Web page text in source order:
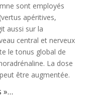
sont employés
apéritives,
aussi sur la
central et nerveux
le tonus global de
La dose
être augmentée.
»…